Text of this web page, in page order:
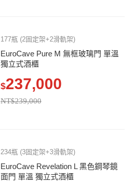
177瓶 (2固定架+2滑軌架)
EuroCave Pure M 無框玻璃門 單溫
獨立式酒櫃
$237,000
NT$239,000
234瓶 (3固定架+3滑軌架)
EuroCave Revelation L 黑色鋼琴鏡
面門 單溫 獨立式酒櫃